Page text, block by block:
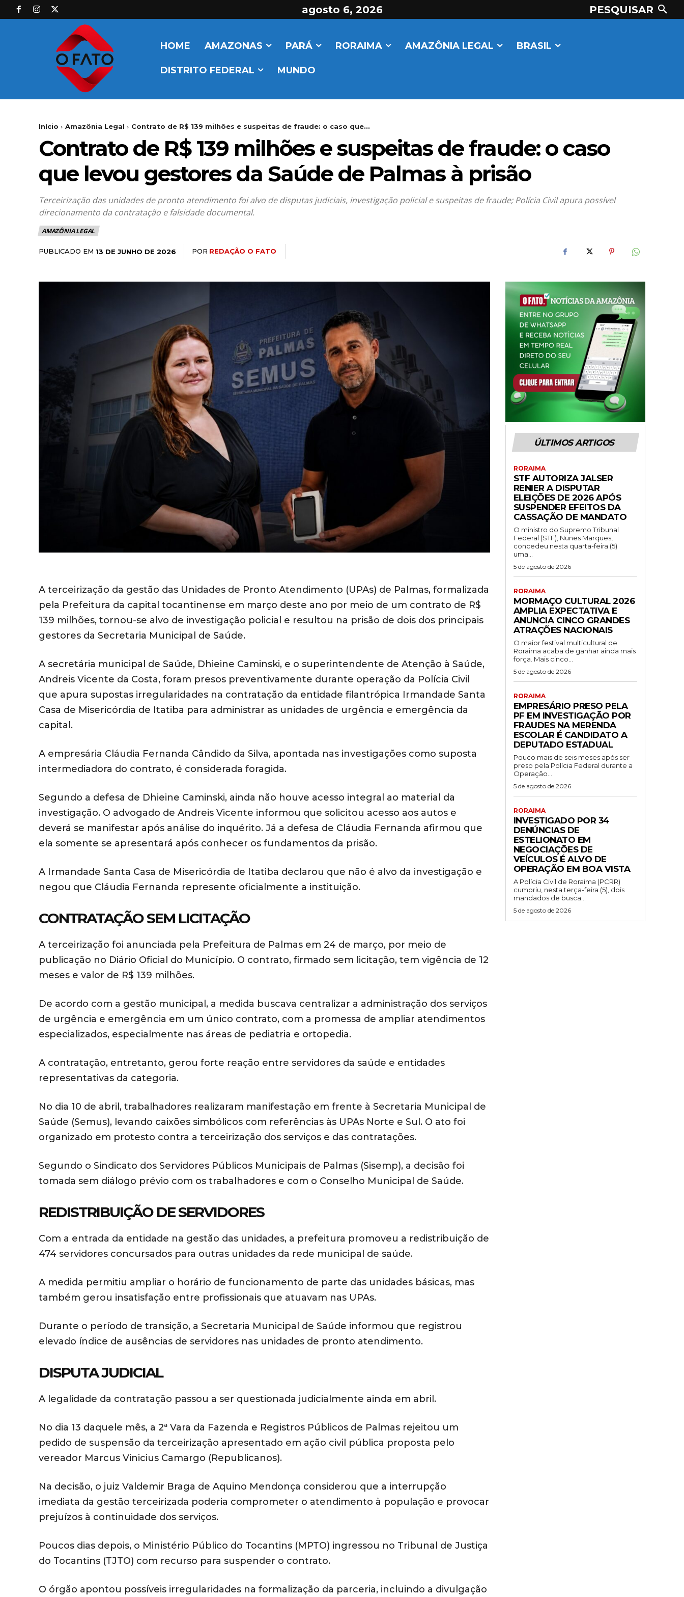
agosto 6, 2026 PESQUISAR
HOME AMAZONAS PARÁ RORAIMA AMAZÔNIA LEGAL BRASIL
DISTRITO FEDERAL MUNDO
Início Amazônia Legal Contrato de R$ 139 milhões e suspeitas de fraude: o caso que...
Contrato de R$ 139 milhões e suspeitas de fraude: o caso
que levou gestores da Saúde de Palmas à prisão
Terceirização das unidades de pronto atendimento foi alvo de disputas judiciais, investigação policial e suspeitas de fraude; Polícia Civil apura possível
direcionamento da contratação e falsidade documental.
AMAZÔNIA LEGAL
PUBLICADO EM 13 DE JUNHO DE 2026 POR REDAÇÃO O FATO
A terceirização da gestão das Unidades de Pronto Atendimento (UPAs) de Palmas, formalizada
pela Prefeitura da capital tocantinense em março deste ano por meio de um contrato de R$
139 milhões, tornou-se alvo de investigação policial e resultou na prisão de dois dos principais
gestores da Secretaria Municipal de Saúde.
A secretária municipal de Saúde, Dhieine Caminski, e o superintendente de Atenção à Saúde,
Andreis Vicente da Costa, foram presos preventivamente durante operação da Polícia Civil
que apura supostas irregularidades na contratação da entidade filantrópica Irmandade Santa
Casa de Misericórdia de Itatiba para administrar as unidades de urgência e emergência da
capital.
A empresária Cláudia Fernanda Cândido da Silva, apontada nas investigações como suposta
intermediadora do contrato, é considerada foragida.
Segundo a defesa de Dhieine Caminski, ainda não houve acesso integral ao material da
investigação. O advogado de Andreis Vicente informou que solicitou acesso aos autos e
deverá se manifestar após análise do inquérito. Já a defesa de Cláudia Fernanda afirmou que
ela somente se apresentará após conhecer os fundamentos da prisão.
A Irmandade Santa Casa de Misericórdia de Itatiba declarou que não é alvo da investigação e
negou que Cláudia Fernanda represente oficialmente a instituição.
CONTRATAÇÃO SEM LICITAÇÃO
A terceirização foi anunciada pela Prefeitura de Palmas em 24 de março, por meio de
publicação no Diário Oficial do Município. O contrato, firmado sem licitação, tem vigência de 12
meses e valor de R$ 139 milhões.
De acordo com a gestão municipal, a medida buscava centralizar a administração dos serviços
de urgência e emergência em um único contrato, com a promessa de ampliar atendimentos
especializados, especialmente nas áreas de pediatria e ortopedia.
A contratação, entretanto, gerou forte reação entre servidores da saúde e entidades
representativas da categoria.
No dia 10 de abril, trabalhadores realizaram manifestação em frente à Secretaria Municipal de
Saúde (Semus), levando caixões simbólicos com referências às UPAs Norte e Sul. O ato foi
organizado em protesto contra a terceirização dos serviços e das contratações.
Segundo o Sindicato dos Servidores Públicos Municipais de Palmas (Sisemp), a decisão foi
tomada sem diálogo prévio com os trabalhadores e com o Conselho Municipal de Saúde.
REDISTRIBUIÇÃO DE SERVIDORES
Com a entrada da entidade na gestão das unidades, a prefeitura promoveu a redistribuição de
474 servidores concursados para outras unidades da rede municipal de saúde.
A medida permitiu ampliar o horário de funcionamento de parte das unidades básicas, mas
também gerou insatisfação entre profissionais que atuavam nas UPAs.
Durante o período de transição, a Secretaria Municipal de Saúde informou que registrou
elevado índice de ausências de servidores nas unidades de pronto atendimento.
DISPUTA JUDICIAL
A legalidade da contratação passou a ser questionada judicialmente ainda em abril.
No dia 13 daquele mês, a 2ª Vara da Fazenda e Registros Públicos de Palmas rejeitou um
pedido de suspensão da terceirização apresentado em ação civil pública proposta pelo
vereador Marcus Vinicius Camargo (Republicanos).
Na decisão, o juiz Valdemir Braga de Aquino Mendonça considerou que a interrupção
imediata da gestão terceirizada poderia comprometer o atendimento à população e provocar
prejuízos à continuidade dos serviços.
Poucos dias depois, o Ministério Público do Tocantins (MPTO) ingressou no Tribunal de Justiça
do Tocantins (TJTO) com recurso para suspender o contrato.
O órgão apontou possíveis irregularidades na formalização da parceria, incluindo a divulgação
ÚLTIMOS ARTIGOS
RORAIMA
STF AUTORIZA JALSER
RENIER A DISPUTAR
ELEIÇÕES DE 2026 APÓS
SUSPENDER EFEITOS DA
CASSAÇÃO DE MANDATO
O ministro do Supremo Tribunal
Federal (STF), Nunes Marques,
concedeu nesta quarta-feira (5)
uma...
5 de agosto de 2026
RORAIMA
MORMAÇO CULTURAL 2026
AMPLIA EXPECTATIVA E
ANUNCIA CINCO GRANDES
ATRAÇÕES NACIONAIS
O maior festival multicultural de
Roraima acaba de ganhar ainda mais
força. Mais cinco...
5 de agosto de 2026
RORAIMA
EMPRESÁRIO PRESO PELA
PF EM INVESTIGAÇÃO POR
FRAUDES NA MERENDA
ESCOLAR É CANDIDATO A
DEPUTADO ESTADUAL
Pouco mais de seis meses após ser
preso pela Polícia Federal durante a
Operação...
5 de agosto de 2026
RORAIMA
INVESTIGADO POR 34
DENÚNCIAS DE
ESTELIONATO EM
NEGOCIAÇÕES DE
VEÍCULOS É ALVO DE
OPERAÇÃO EM BOA VISTA
A Polícia Civil de Roraima (PCRR)
cumpriu, nesta terça-feira (5), dois
mandados de busca...
5 de agosto de 2026